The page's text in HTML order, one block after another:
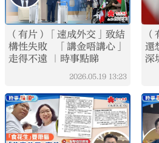
（有片）「速成外交」致結
構性失敗 「講金唔講心」
走得不遠 ｜時事點睇
2026.05.19 13:23
還
深